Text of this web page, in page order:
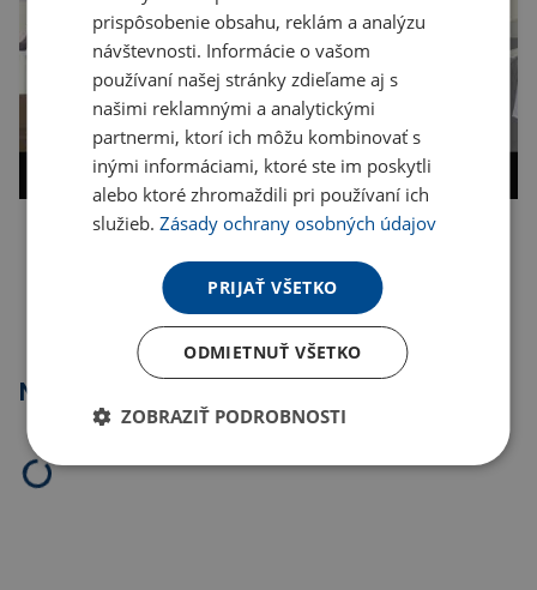
Najpredávanejšie
prispôsobenie obsahu, reklám a analýzu
návštevnosti. Informácie o vašom
používaní našej stránky zdieľame aj s
našimi reklamnými a analytickými
partnermi, ktorí ich môžu kombinovať s
inými informáciami, ktoré ste im poskytli
alebo ktoré zhromaždili pri používaní ich
služieb.Zásady ochrany osobných údajov
PRIJAŤ VŠETKO
ODMIETNUŤ VŠETKO
ZOBRAZIŤ PODROBNOSTI